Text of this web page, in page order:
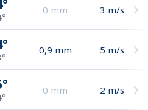
0 mm 3 m/s
0,9 mm 5 m/s
0 mm 2 m/s